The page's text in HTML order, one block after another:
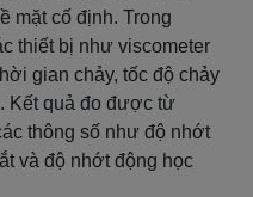
mặt cố định. Trong
thiết bị như viscometer
gian chảy, tốc độ chảy
Kết quả đo được từ
thông số như độ nhớt
và độ nhớt động học